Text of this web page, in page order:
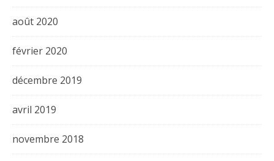
août 2020
février 2020
décembre 2019
avril 2019
novembre 2018